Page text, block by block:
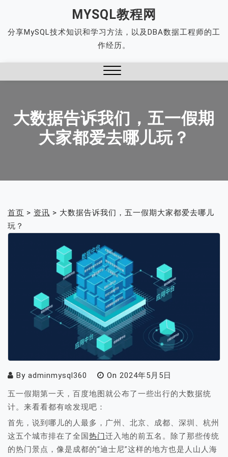
content
MYSQL教程网
分享MySQL技术知识和学习方法，以及DBA数据工程师的工
作经历。
大数据告诉我们，五一假期
大家都爱去哪儿玩？
首页 > 资讯 > 大数据告诉我们，五一假期大家都爱去哪儿
玩？
By adminmysql360 On 2024年5月5日
五一假期第一天，百度地图就公布了一些出行的大数据统
计。来看看都有啥发现吧：
首先，说到哪儿的人最多，广州、北京、成都、深圳、杭州
这五个城市排在了全国 热门 迁入地的前五名。除了那些传统
的热门景点，像是成都的“迪士尼”这样的地方也是人山人海